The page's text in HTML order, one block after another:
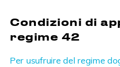
Condizioni di
regime 42
Per usufruire del regime